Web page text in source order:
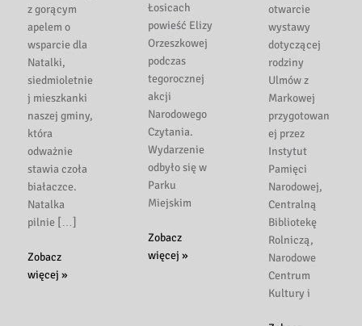
z gorącym
apelem o
wsparcie dla
Natalki,
siedmioletnie
j mieszkanki
naszej gminy,
która
odważnie
stawia czoła
białaczce.
Natalka
pilnie […]
Apel
o
Zobacz
więcej »
Łosicach
powieść Elizy
Orzeszkowej
podczas
tegorocznej
akcji
Narodowego
Czytania.
Wydarzenie
odbyło się w
Parku
Miejskim
Nad
Niemnem
Zobacz
więcej »
otwarcie
wystawy
dotyczącej
rodziny
Ulmów z
Markowej
przygotowan
ej przez
Instytut
Pamięci
Narodowej,
Centralną
Bibliotekę
Rolniczą,
Narodowe
Centrum
Kultury i